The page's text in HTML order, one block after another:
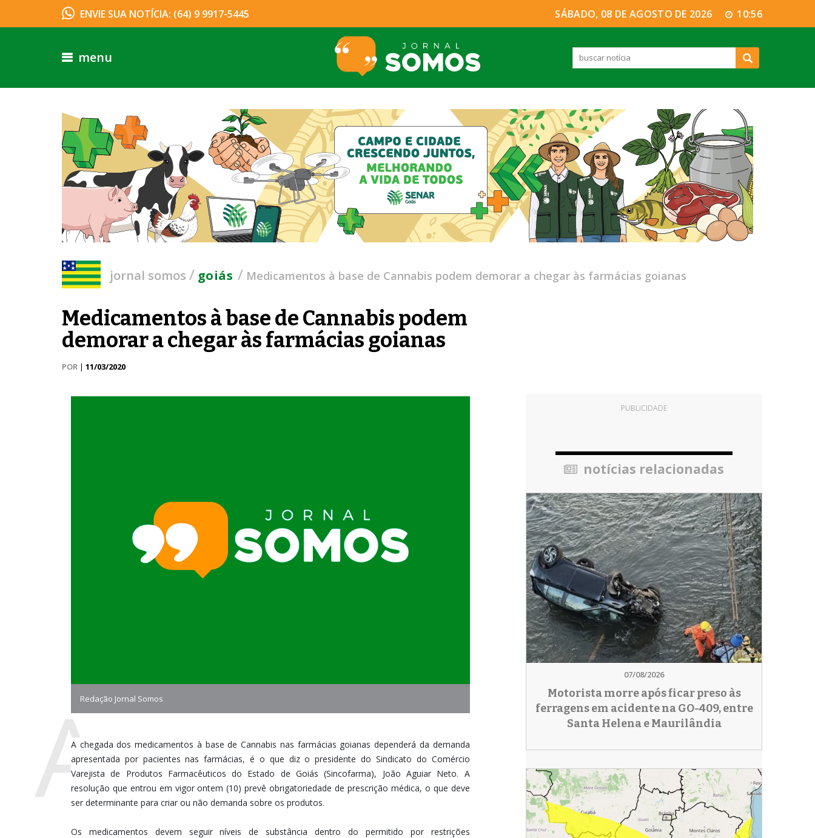
ENVIE SUA NOTÍCIA: (64) 9 9917-5445 SÁBADO, 08 DE AGOSTO DE 2026 10:56
menu
jornal somos / goiás / Medicamentos à base de Cannabis podem demorar a chegar às farmácias goianas
Medicamentos à base de Cannabis podem
demorar a chegar às farmácias goianas
POR | 11/03/2020
Redação Jornal Somos
A
A chegada dos medicamentos à base de Cannabis nas farmácias goianas dependerá da demanda
apresentada por pacientes nas farmácias, é o que diz o presidente do Sindicato do Comércio
Varejista de Produtos Farmacêuticos do Estado de Goiás (Sincofarma), João Aguiar Neto. A
resolução que entrou em vigor ontem (10) prevê obrigatoriedade de prescrição médica, o que deve
ser determinante para criar ou não demanda sobre os produtos.
Os medicamentos devem seguir níveis de substância dentro do permitido por restrições
PUBLICIDADE
notícias relacionadas
07/08/2026
Motorista morre após ficar preso às
ferragens em acidente na GO-409, entre
Santa Helena e Maurilândia